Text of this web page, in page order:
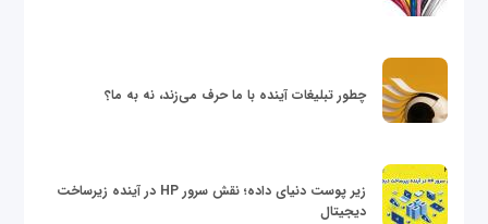
چطور تبلیغات آینده با ما حرف می‌زند، نه به ما؟
زیر پوست دنیای داده؛ نقش سرور HP در آینده زیرساخت
دیجیتال